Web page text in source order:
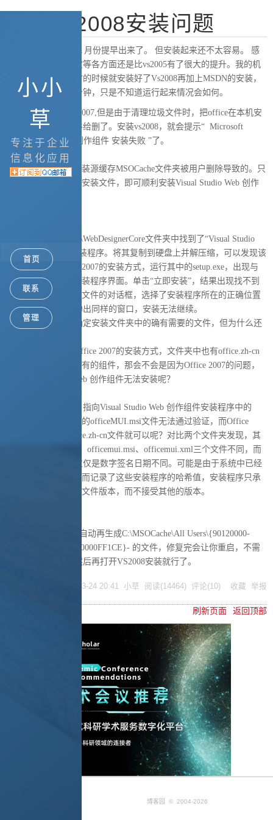
小小
草
专注于企业
信息化应用
首页
联系
管理
解决vs2008安装问题
vs2008 90天试用版２月份提早出来了。 但安装起来还不太容易。 感
觉整体安装起来速度等各方面还是比vs2005有了很大的提升。我的机
器只用了不到半小时的时候就安装好了Vs2008再加上MSDN的安装，
总共还没有超过50分钟，只是不知道运行起来情况会如何。
本机安装的是office2007,但是由于清理垃圾文件时，把office在本机安
装时留下的后备文件给删了。 安装vs2008，就会提示“ Microsoft
Visual Studio Web 创作组件 安装失败 ”了。
原因：
因为Office 2007的安装源缓存MSOCache文件夹被用户删除导致的。只
要找到Office 2007的安装文件，即可顺利安装Visual Studio Web 创作
在安装DVD的\WCU\WebDesignerCore文件夹中找到了“Visual Studio
Web 创作组件”的安装程序。将其复制到硬盘上并解压缩，可以发现该
组件使用的是Office 2007的安装方式，运行其中的setup.exe，出现与
Office 2007相同的安装程序界面。单击“立即安装”，结果出现找不到
office.zh-cn文件夹中文件的对话框，选择了安装程序所在的正确位置
并确定，又再一次弹出同样的窗口，安装无法继续。
仔细核对文件名，确定安装文件夹中的确有需要的文件，但为什么还
既然这个组件使用Office 2007的安装方式，文件夹中也有office.zh-cn
这个和Office 2007共有的组件，那会不会是因为Office 2007的问题，
导致Visual Studio Web 创作组件无法安装呢？
还要考虑一个问题，指向Visual Studio Web 创作组件安装程序中的
office.zh-cn文件夹里的officeMUI.msi文件无法通过验证，而Office
2007安装盘中的office.zh-cn文件就可以呢？对比两个文件夹发现，其
中只有OfficeLR.cab、officemui.msi、officemui.xml三个文件不同，而
前两个主要文件，仅仅是数字签名日期不同。可能是由于系统中已经
安装了Office 2007，而记录了这些安装程序的哈希值，安装程序只承
认Office 2007的安装文件版本，而不接受其他的版本。
修复Office2007就会自动再生成C:\MSOCache\All Users\{90120000-
006E-0804-0000-0000000FF1CE}- 的文件，修复完会让你重启，不需
要重启就可以了，然后再打开VS2008安装就行了。
2008-03-24 20:41 小草 阅读(14464) 评论(10) 收藏 举报
刷新页面 返回顶部
博客园 © 2004-2026